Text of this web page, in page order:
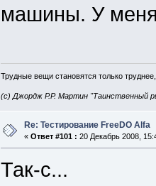
машины. У
Трудные вещи становятся только
(с) Джордж Р.Р. Мартин "Таинственный
Re: Тестирование FreeDO Alfa
« Ответ #101 : 20 Декабрь 2008,
Так-с...